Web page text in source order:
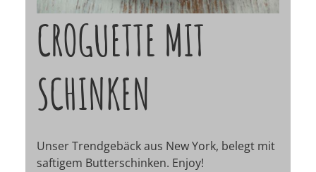
CROGUETTE MIT
SCHINKEN
Unser Trendgebäck aus New York, belegt mit
saftigem Butterschinken. Enjoy!